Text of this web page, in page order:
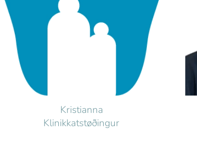
Kristianna
Klinikkatstøðingur